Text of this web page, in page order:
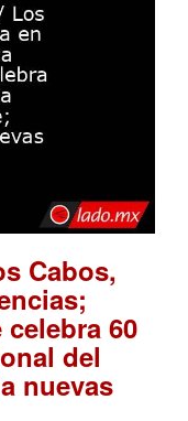
Cabos,
60
del
nuevas